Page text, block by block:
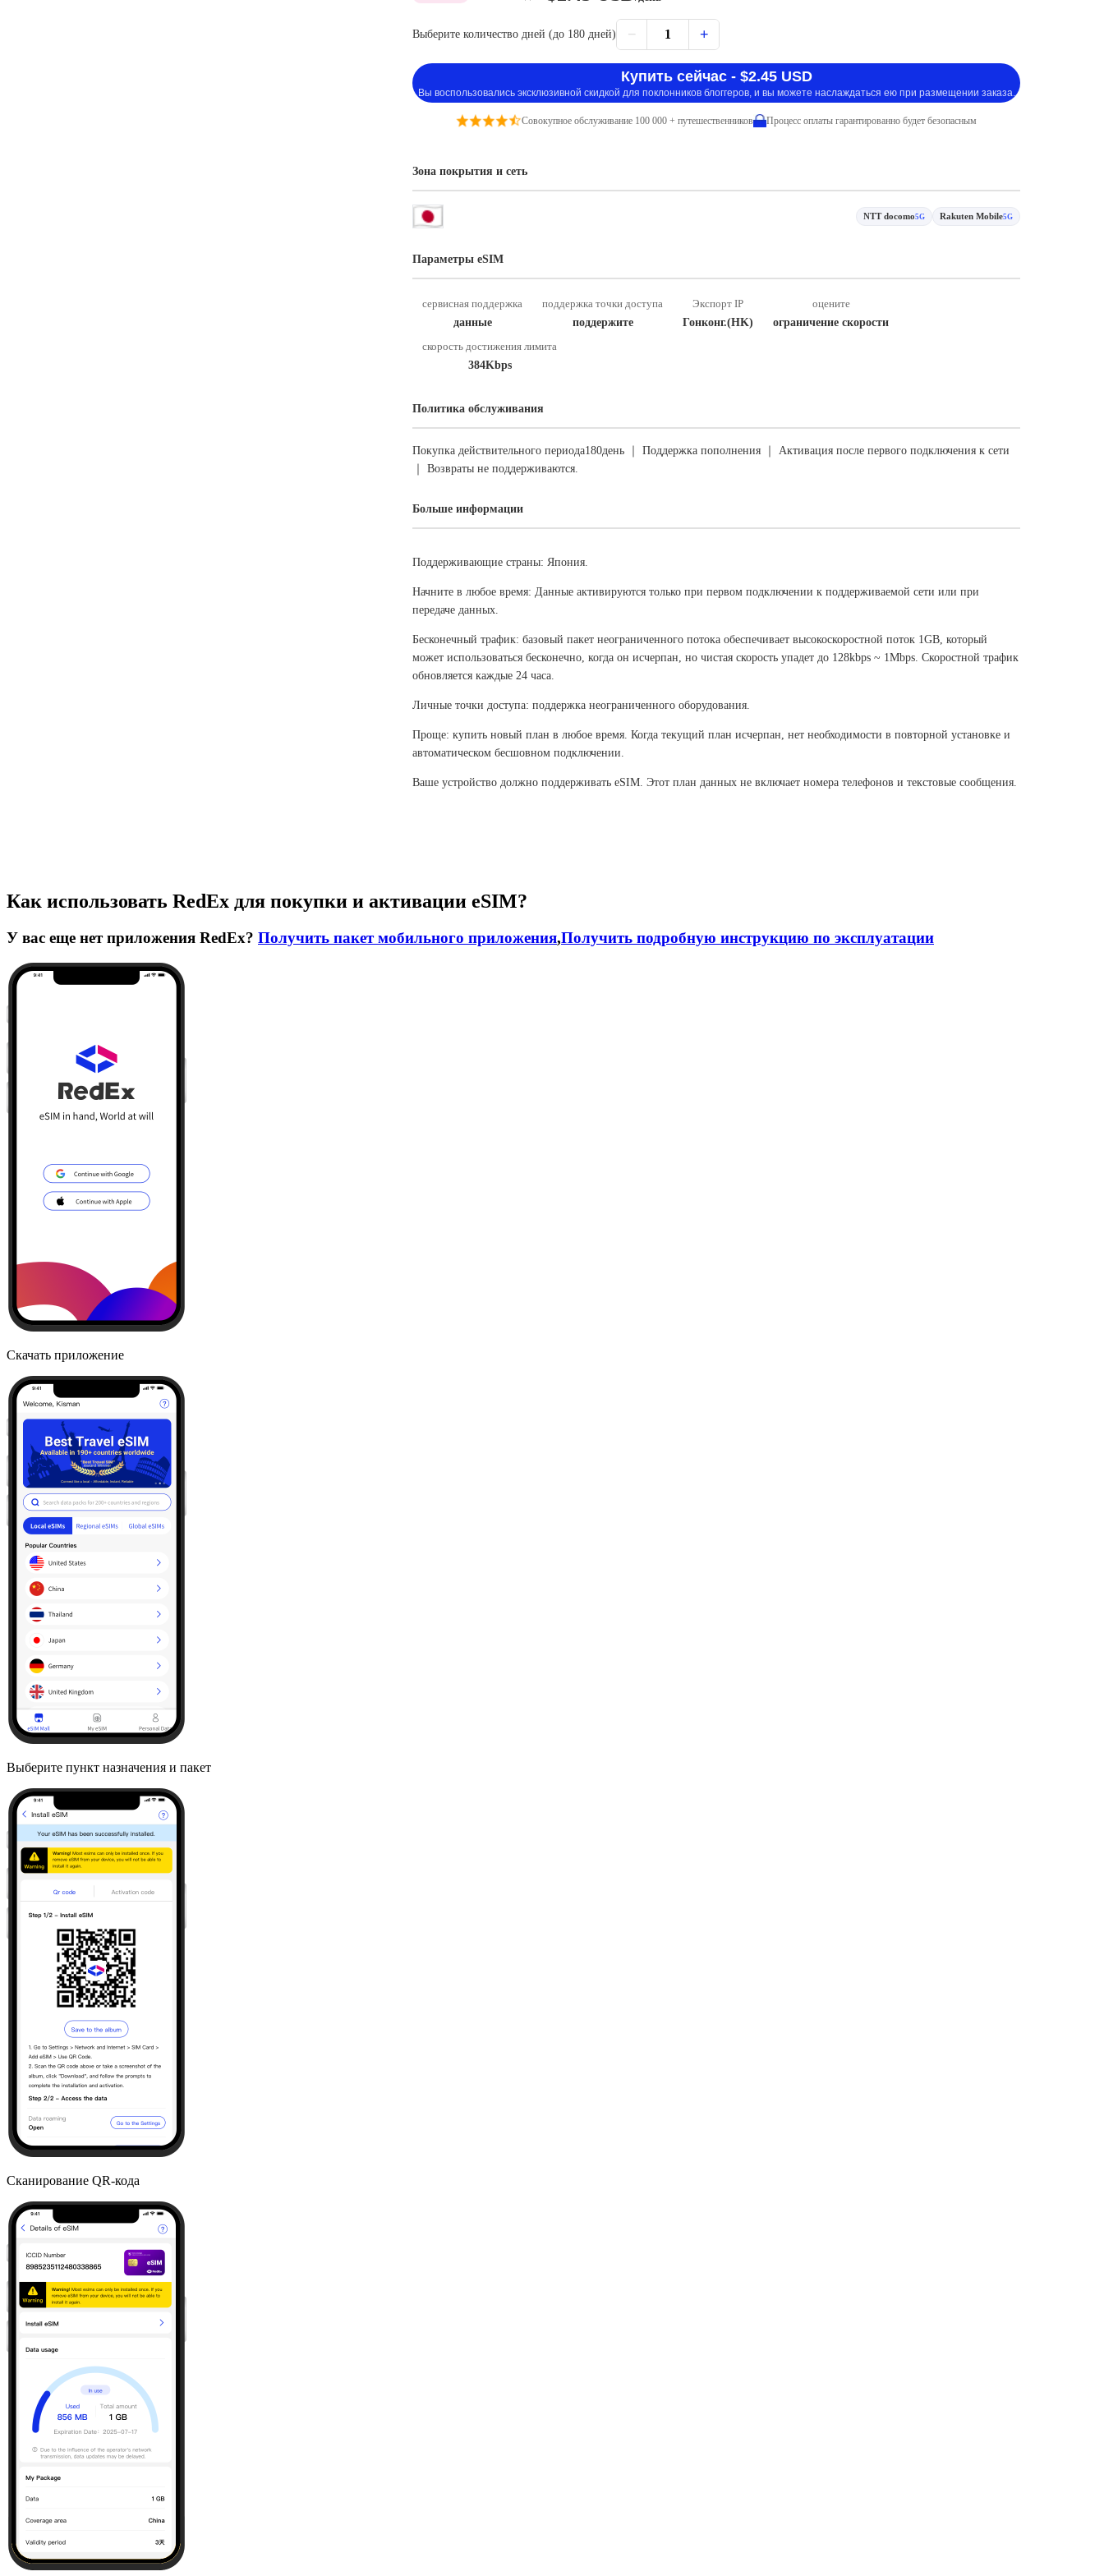
Выберите количество дней (до 180 дней) − 1 +
Купить сейчас - $2.45 USD
Вы воспользовались эксклюзивной скидкой для поклонников блоггеров, и вы можете наслаждаться ею при размещении заказа.
Совокупное обслуживание 100 000 + путешественников Процесс оплаты гарантированно будет безопасным
Зона покрытия и сеть
NTT docomo5G Rakuten Mobile5G
Параметры eSIM
сервисная поддержка
данные
поддержка точки доступа
поддержите
Экспорт IP
Гонконг.(HK)
оцените
ограничение скорости
скорость достижения лимита
384Kbps
Политика обслуживания
Покупка действительного периода180день ｜ Поддержка пополнения ｜ Активация после первого подключения к сети
｜ Возвраты не поддерживаются.
Больше информации
Поддерживающие страны: Япония.
Начните в любое время: Данные активируются только при первом подключении к поддерживаемой сети или при
передаче данных.
Бесконечный трафик: базовый пакет неограниченного потока обеспечивает высокоскоростной поток 1GB, который
может использоваться бесконечно, когда он исчерпан, но чистая скорость упадет до 128kbps ~ 1Mbps. Скоростной трафик
обновляется каждые 24 часа.
Личные точки доступа: поддержка неограниченного оборудования.
Проще: купить новый план в любое время. Когда текущий план исчерпан, нет необходимости в повторной установке и
автоматическом бесшовном подключении.
Ваше устройство должно поддерживать eSIM. Этот план данных не включает номера телефонов и текстовые сообщения.
Как использовать RedEx для покупки и активации eSIM?
У вас еще нет приложения RedEx? Получить пакет мобильного приложения,Получить подробную инструкцию по эксплуатации
Скачать приложение
Выберите пункт назначения и пакет
Сканирование QR-кода